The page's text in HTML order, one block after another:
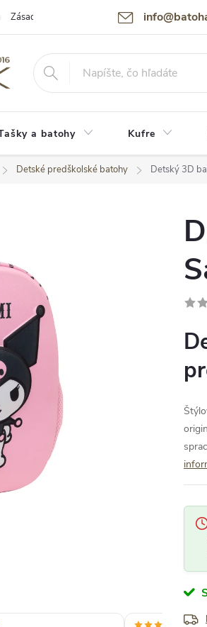
Zásady spracovania osobných údajov (GDPR)
a batohy Kufre
Detské predškolské batohy Detský 3D